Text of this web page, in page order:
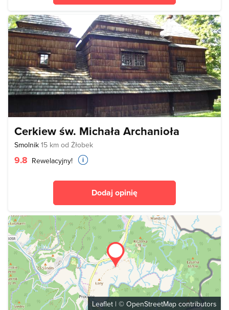
Cerkiew św. Michała Archanioła
Smolnik 15 km od Żłobek
9.8 Rewelacyjny!
Dodaj opinię
Leaflet | © OpenStreetMap contributors